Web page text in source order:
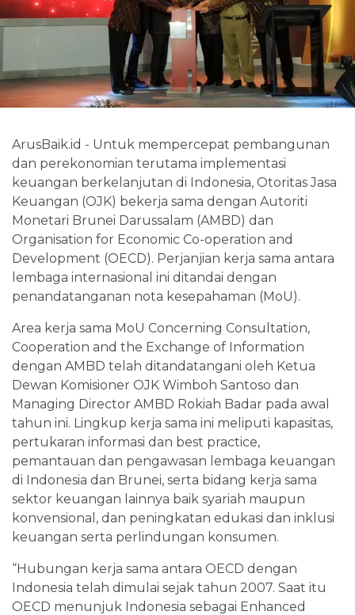
ArusBaik.id - Untuk mempercepat pembangunan
dan perekonomian terutama implementasi
keuangan berkelanjutan di Indonesia, Otoritas Jasa
Keuangan (OJK) bekerja sama dengan Autoriti
Monetari Brunei Darussalam (AMBD) dan
Organisation for Economic Co-operation and
Development (OECD). Perjanjian kerja sama antara
lembaga internasional ini ditandai dengan
penandatanganan nota kesepahaman (MoU).
Area kerja sama MoU Concerning Consultation,
Cooperation and the Exchange of Information
dengan AMBD telah ditandatangani oleh Ketua
Dewan Komisioner OJK Wimboh Santoso dan
Managing Director AMBD Rokiah Badar pada awal
tahun ini. Lingkup kerja sama ini meliputi kapasitas,
pertukaran informasi dan best practice,
pemantauan dan pengawasan lembaga keuangan
di Indonesia dan Brunei, serta bidang kerja sama
sektor keuangan lainnya baik syariah maupun
konvensional, dan peningkatan edukasi dan inklusi
keuangan serta perlindungan konsumen.
“Hubungan kerja sama antara OECD dengan
Indonesia telah dimulai sejak tahun 2007. Saat itu
OECD menunjuk Indonesia sebagai Enhanced